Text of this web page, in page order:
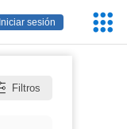
Iniciar sesión
Filtros